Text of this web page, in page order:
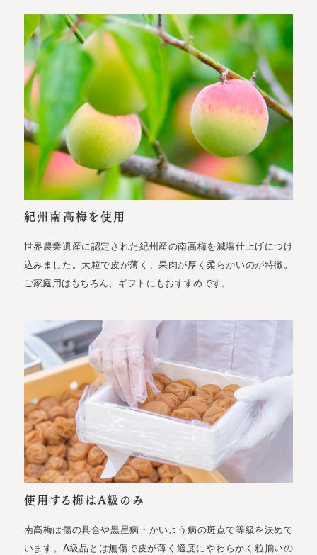
紀州南高梅を使用
世界農業遺産に認定された紀州産の南高梅を減塩仕上げにつけ
込みました。大粒で皮が薄く、果肉が厚く柔らかいのが特徴。
ご家庭用はもちろん、ギフトにもおすすめです。
使用する梅はA級のみ
南高梅は傷の具合や黒星病・かいよう病の斑点で等級を決めて
います。A級品とは無傷で皮が薄く適度にやわらかく粒揃いの